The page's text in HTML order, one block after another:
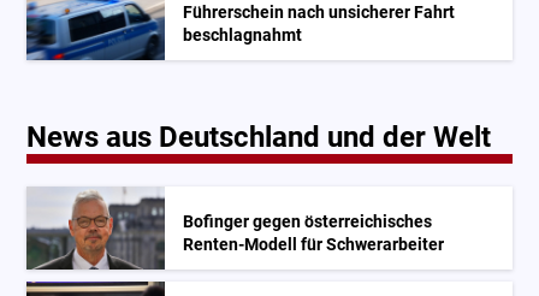
Führerschein nach unsicherer Fahrt
beschlagnahmt
News aus Deutschland und der Welt
Bofinger gegen österreichisches
Renten-Modell für Schwerarbeiter